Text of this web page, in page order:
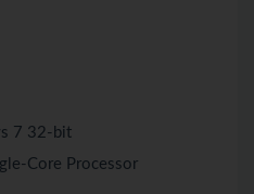
7 32-bit
Core Processor